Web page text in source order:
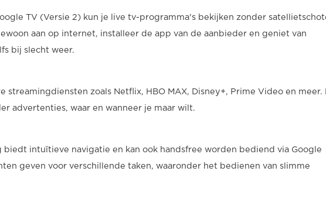
TV (Versie 2) kun je live tv-programma's bekijken zonder
aan op internet, installeer de app van de aanbieder en geniet van
bij slecht weer.
streamingdiensten zoals Netflix, HBO MAX, Disney+, Prime Video en meer.
advertenties, waar en wanneer je maar wilt.
intuïtieve navigatie en kan ook handsfree worden bediend via Google
geven voor verschillende taken, waaronder het bedienen van slimme